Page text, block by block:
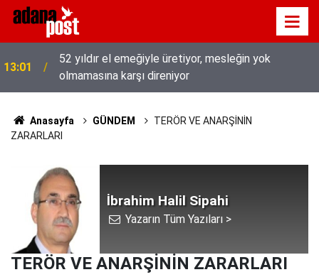
13:01
52 yıldır el emeğiyle üretiyor, mesleğin yok
olmamasına karşı direniyor
Anasayfa GÜNDEM
TERÖR VE ANARŞİNİN
ZARARLARI
İbrahim Halil Sipahi
Yazarın Tüm Yazıları >
TERÖR VE ANARŞİNİN ZARARLARI